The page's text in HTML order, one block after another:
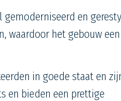
en
waardoor het gebouw een
in goede staat en
en bieden een prettige